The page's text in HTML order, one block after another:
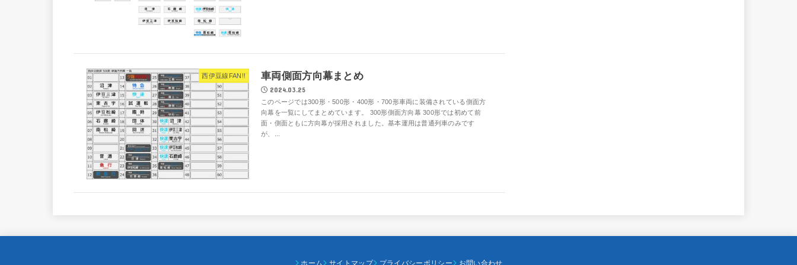
西伊豆線FAN!! 車両側面方向幕まとめ
2024.03.25
このページでは300形・500形・400形・700形車両に装備されている側面方
向幕を一覧にしてまとめています。 300形側面方向幕 300形では初めて前
面・側面ともに方向幕が採用されました。基本運用は普通列車のみです
が、...
ホーム サイトマップ プライバシーポリシー お問い合わせ